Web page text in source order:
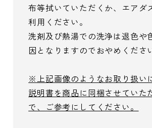
布等拭いていただくか、エアダ
利用ください。
洗剤及び熱湯での洗浄は退色や
因となりますのでおやめくださ
※上記画像のようなお取り扱い
説明書を商品に同梱させていた
で、ご参考にしてください。